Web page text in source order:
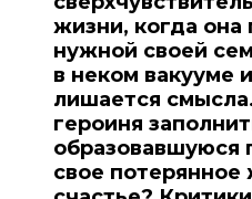
жизни, когда она
нужной своей
в неком вакууме
лишается
героиня
образовавшуюся
свое потерянное